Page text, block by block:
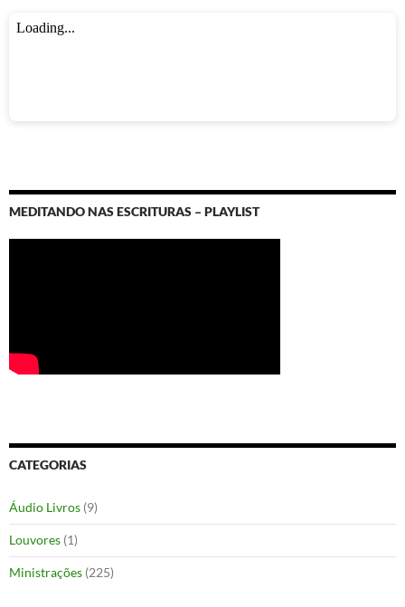
MEDITANDO NAS ESCRITURAS – PLAYLIST
CATEGORIAS
Áudio Livros (9)
Louvores (1)
Ministrações (225)